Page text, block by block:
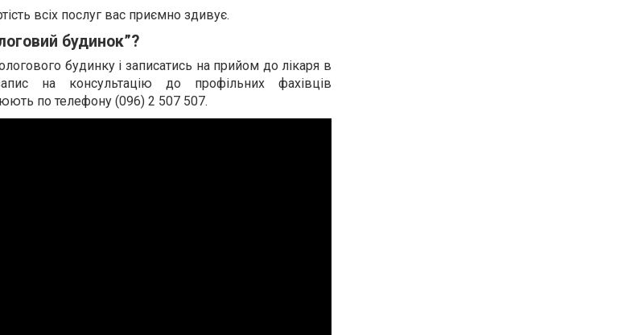
всіх послуг вас приємно здивує.
будинок”?
будинку і записатись на прийом до лікаря в
на консультацію до профільних фахівців
по телефону (096) 2 507 507.